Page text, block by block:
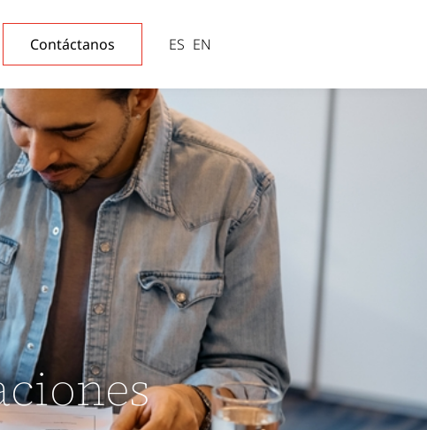
Contáctanos ES EN